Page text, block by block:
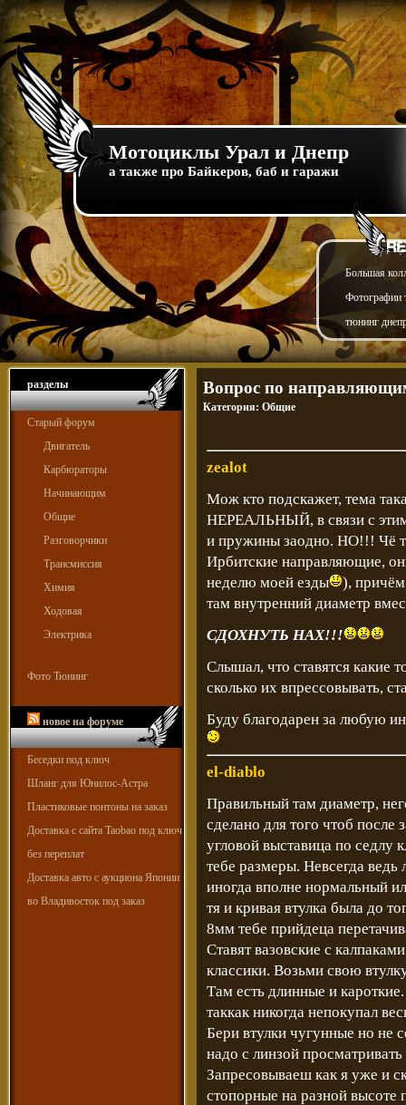
Мотоциклы Урал и Днепр
а также про Байкеров, баб и гаражи
Большая
Фотографии
тюнинг
разделы
Старый форум
Двигатель
Карбюраторы
Начинающим
Общие
Разговорчики
Трансмиссия
Химия
Ходовая
Электрика
Фото Тюнинг
новое на форуме
Беседки под ключ
Шланг для Юнилос-Астра
Пластиковые понтоны на заказ
Доставка с сайта Taobao под ключ
без переплат
Доставка авто с аукциона Японии
во Владивосток под заказ
Вопрос по
Категория: Общие
zealot
Мож кто подскажет, тема
НЕРЕАЛЬНЫЙ, в связи с
и пружины заодно. НО!!! Чё
Ирбитские направляющие,
неделю моей езды
),
там внутренний диаметр
СДОХНУТЬ НАХ!!!
Слышал, что ставятся какие
сколько их впрессовывать,
Буду благодарен за любую
el-diablo
Правильный там диаметр,
сделано для того чтоб после
угловой выставица по седлу
тебе размеры. Невсегда
иногда вполне нормальный
тя и кривая втулка была до
8мм тебе прийдеца
Ставят вазовские с
классики. Возьми свою
Там есть длинные и
таккак никогда непокупал
Бери втулки чугунные но не
надо с линзой
Запресовываеш как я уже и
стопорные на разной высоте